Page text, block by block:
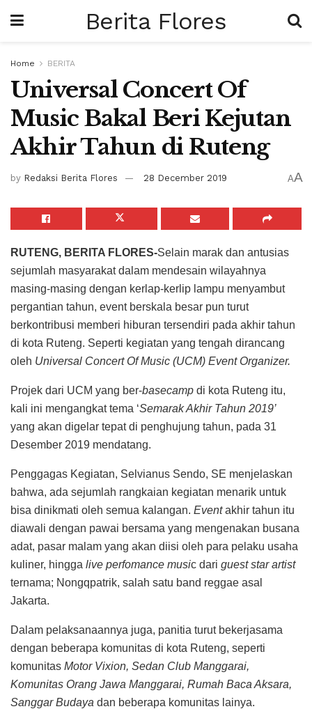
Berita Flores
Home BERITA
Universal Concert Of
Music Bakal Beri Kejutan
Akhir Tahun di Ruteng
by Redaksi Berita Flores 28 December 2019 AA
RUTENG, BERITA FLORES-Selain marak dan antusias
sejumlah masyarakat dalam mendesain wilayahnya
masing-masing dengan kerlap-kerlip lampu menyambut
pergantian tahun, event berskala besar pun turut
berkontribusi memberi hiburan tersendiri pada akhir tahun
di kota Ruteng. Seperti kegiatan yang tengah dirancang
oleh Universal Concert Of Music (UCM) Event Organizer.
Projek dari UCM yang ber-basecamp di kota Ruteng itu,
kali ini mengangkat tema ‘Semarak Akhir Tahun 2019’
yang akan digelar tepat di penghujung tahun, pada 31
Desember 2019 mendatang.
Penggagas Kegiatan, Selvianus Sendo, SE menjelaskan
bahwa, ada sejumlah rangkaian kegiatan menarik untuk
bisa dinikmati oleh semua kalangan. Eventakhir tahun itu
diawali dengan pawai bersama yang mengenakan busana
adat, pasar malam yang akan diisi oleh para pelaku usaha
kuliner, hingga live perfomance music dari guest star artist
ternama; Nongqpatrik, salah satu band reggae asal
Jakarta.
Dalam pelaksanaannya juga, panitia turut bekerjasama
dengan beberapa komunitas di kota Ruteng, seperti
komunitas Motor Vixion, Sedan Club Manggarai,
Komunitas Orang Jawa Manggarai, Rumah Baca Aksara,
Sanggar Budaya dan beberapa komunitas lainya.